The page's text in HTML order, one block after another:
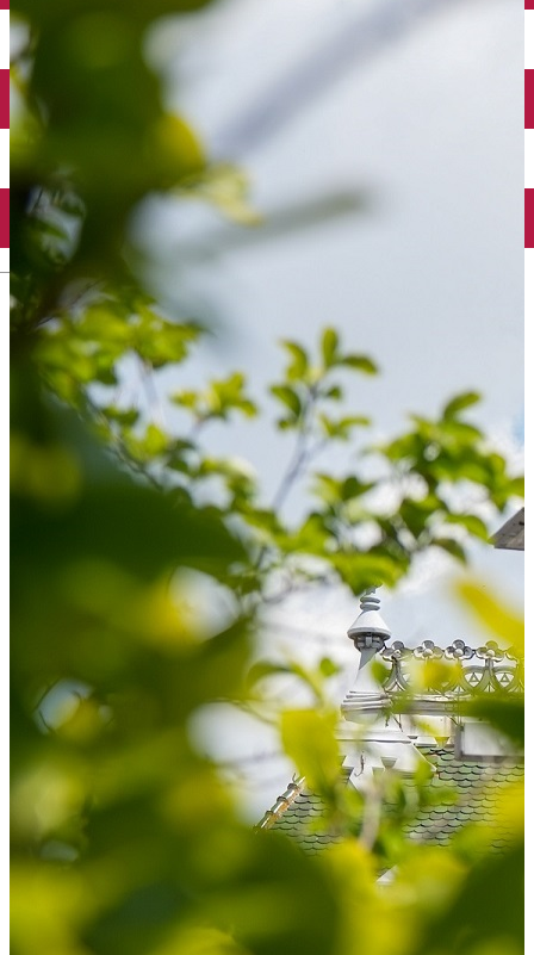
English
Închirieri auto
Închirieri biciclete
Încărcare vehicule electrice